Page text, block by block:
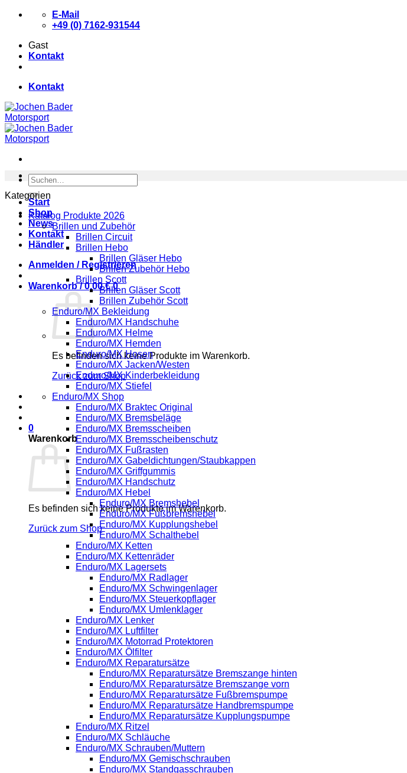
Zum
E-Mail
+49 (0) 7162-931544
Gast
Kontakt
Kontakt
Suchen
nach:
Start
Shop
News
Kontakt
Händler
Anmelden / Registrieren
Warenkorb /0,00€ 0
Es befinden sich keine Produkte im Warenkorb.
Zurück zum Shop
0
Warenkorb
Es befinden sich keine Produkte im Warenkorb.
Zurück zum Shop
Kategorien
Katalog Produkte 2026
Brillen und Zubehör
Brillen Circuit
Brillen Hebo
Brillen Gläser Hebo
Brillen Zubehör Hebo
Brillen Scott
Brillen Gläser Scott
Brillen Zubehör Scott
Enduro/MX Bekleidung
Enduro/MX Handschuhe
Enduro/MX Helme
Enduro/MX Hemden
Enduro/MX Hosen
Enduro/MX Jacken/Westen
Enduro/MX Kinderbekleidung
Enduro/MX Stiefel
Enduro/MX Shop
Enduro/MX Braktec Original
Enduro/MX Bremsbeläge
Enduro/MX Bremsscheiben
Enduro/MX Bremsscheibenschutz
Enduro/MX Fußrasten
Enduro/MX Gabeldichtungen/Staubkappen
Enduro/MX Griffgummis
Enduro/MX Handschutz
Enduro/MX Hebel
Enduro/MX Bremshebel
Enduro/MX Fußbremshebel
Enduro/MX Kupplungshebel
Enduro/MX Schalthebel
Enduro/MX Ketten
Enduro/MX Kettenräder
Enduro/MX Lagersets
Enduro/MX Radlager
Enduro/MX Schwingenlager
Enduro/MX Steuerkopflager
Enduro/MX Umlenklager
Enduro/MX Lenker
Enduro/MX Luftfilter
Enduro/MX Motorrad Protektoren
Enduro/MX Ölfilter
Enduro/MX Reparatursätze
Enduro/MX Reparatursätze Bremszange hinten
Enduro/MX Reparatursätze Bremszange vorn
Enduro/MX Reparatursätze Fußbremspumpe
Enduro/MX Reparatursätze Handbremspumpe
Enduro/MX Reparatursätze Kupplungspumpe
Enduro/MX Ritzel
Enduro/MX Schläuche
Enduro/MX Schrauben/Muttern
Enduro/MX Gemischschrauben
Enduro/MX Standgasschrauben